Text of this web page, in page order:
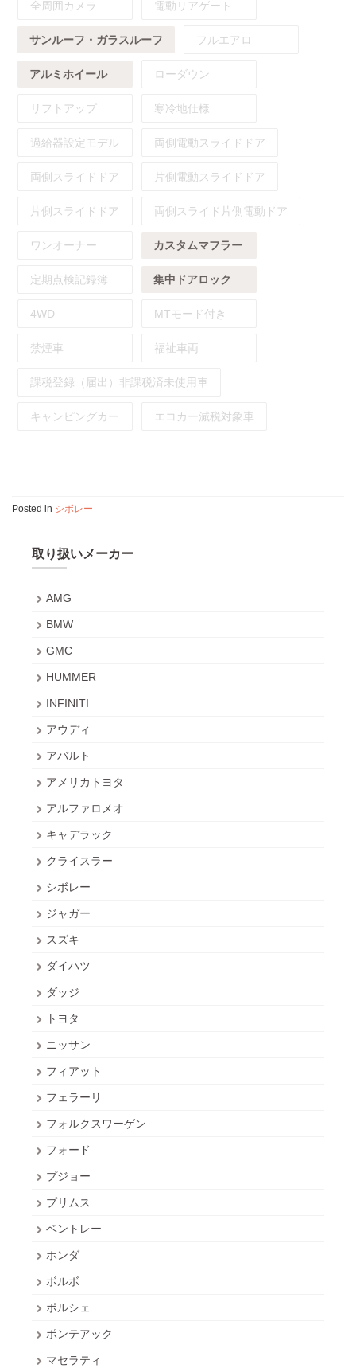
全周囲カメラ 電動リアゲート
サンルーフ・ガラスルーフ フルエアロ
アルミホイール ローダウン
リフトアップ 寒冷地仕様
過給器設定モデル 両側電動スライドドア
両側スライドドア 片側電動スライドドア
片側スライドドア 両側スライド片側電動ドア
ワンオーナー カスタムマフラー
定期点検記録簿 集中ドアロック
4WD MTモード付き
禁煙車 福祉車両
課税登録（届出）非課税済未使用車
キャンピングカー エコカー減税対象車
Posted in シボレー
取り扱いメーカー
AMG
BMW
GMC
HUMMER
INFINITI
アウディ
アバルト
アメリカトヨタ
アルファロメオ
キャデラック
クライスラー
シボレー
ジャガー
スズキ
ダイハツ
ダッジ
トヨタ
ニッサン
フィアット
フェラーリ
フォルクスワーゲン
フォード
プジョー
プリムス
ベントレー
ホンダ
ボルボ
ポルシェ
ポンテアック
マセラティ